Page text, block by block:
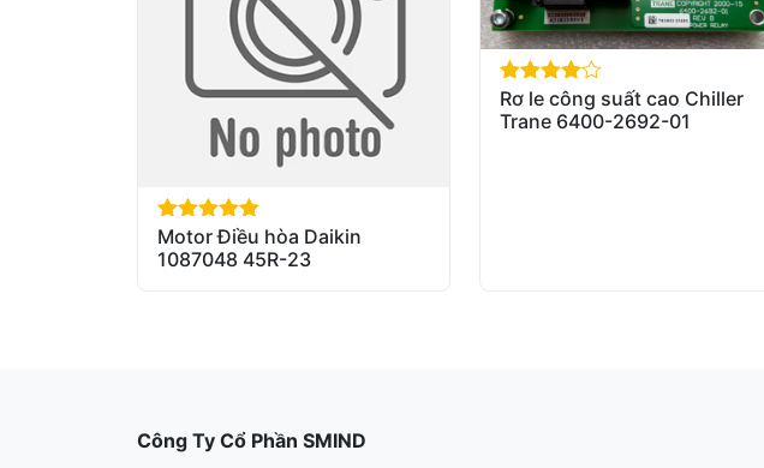
out of 5
Motor Điều hòa Daikin
1087048 45R-23
out of 5
Rơ le công suất cao Chiller
Trane 6400-2692-01
Công Ty Cổ Phần SMIND